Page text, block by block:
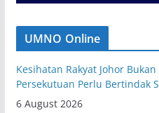
UMNO Online
Kesihatan Rakyat Johor Bukan
Persekutuan Perlu Bertindak
6 August 2026